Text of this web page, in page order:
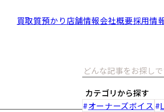
買取質預かり 店舗情報会社概要採用情
カテゴリから探す
オーナーズボイス